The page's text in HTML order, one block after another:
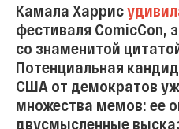
Камала Харрис
фестиваля ComicCon,
со знаменитой
Потенциальная
США от демократов
множества мемов: ее
двусмысленные